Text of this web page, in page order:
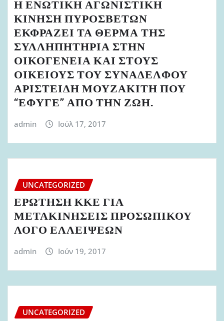
Η ΕΝΩΤΙΚΗ ΑΓΩΝΙΣΤΙΚΗ
ΚΙΝΗΣΗ ΠΥΡΟΣΒΕΤΩΝ
ΕΚΦΡΑΖΕΙ ΤΑ ΘΕΡΜΑ ΤΗΣ
ΣΥΛΛΗΠΗΤΗΡΙΑ ΣΤΗΝ
ΟΙΚΟΓΕΝΕΙΑ ΚΑΙ ΣΤΟΥΣ
ΟΙΚΕΙΟΥΣ ΤΟΥ ΣΥΝΑΔΕΛΦΟΥ
ΑΡΙΣΤΕΙΔΗ ΜΟΥΖΑΚΙΤΗ ΠΟΥ
“ΕΦΥΓΕ” ΑΠΟ ΤΗΝ ΖΩΗ.
admin Ιούλ 17, 2017
UNCATEGORIZED
ΕΡΩΤΗΣΗ ΚΚΕ ΓΙΑ
ΜΕΤΑΚΙΝΗΣΕΙΣ ΠΡΟΣΩΠΙΚΟΥ
ΛΟΓΟ ΕΛΛΕΙΨΕΩΝ
admin Ιούν 19, 2017
UNCATEGORIZED